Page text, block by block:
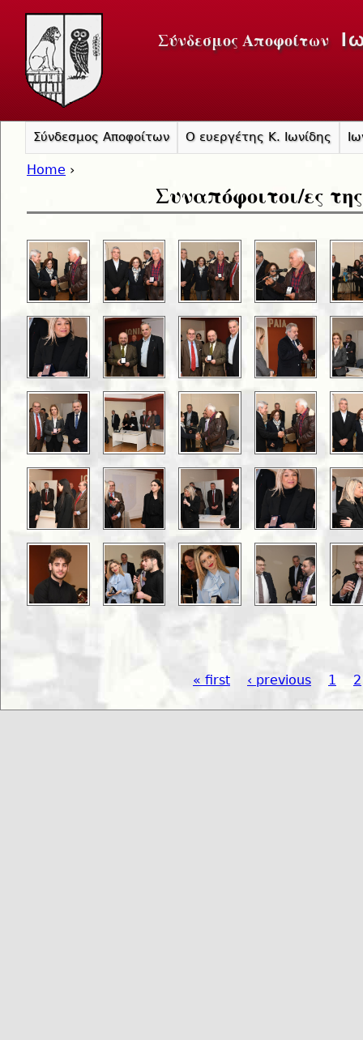
Σύνδεσμος Αποφοίτων
Home ›
Συναπόφοιτοι/ες
« first ‹ previous 1 2
Σύνδεσμος Αποφοίτων Ο ευεργέτης Κ. Ιωνίδης